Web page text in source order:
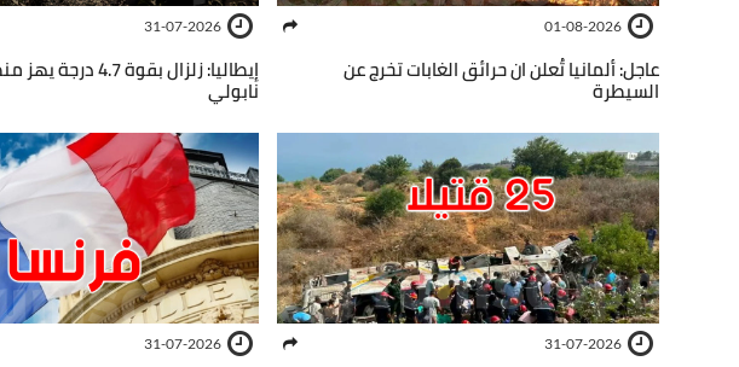
01-08-2026
عاجل: ألمانيا تُعلن ان حرائق الغابات تخرج عن
السيطرة
31-07-2026
إيطاليا: زلزال بقوة
نابولي
31-07-2026
31-07-2026